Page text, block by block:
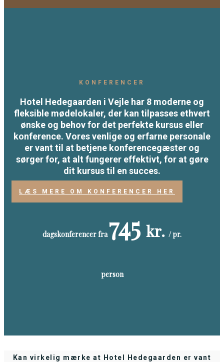
KONFERENCER
Hotel Hedegaarden i Vejle har 8 moderne og
fleksible mødelokaler, der kan tilpasses ethvert
ønske og behov for det perfekte kursus eller
konference. Vores venlige og erfarne personale
er vant til at betjene konferencegæster og
sørger for, at alt fungerer effektivt, for at gøre
dit kursus til en succes.
LÆS MERE OM KONFERENCER HER
dagskonferencer fra745 kr. / pr.
person
Kan virkelig mærke at Hotel Hedegaarden er vant